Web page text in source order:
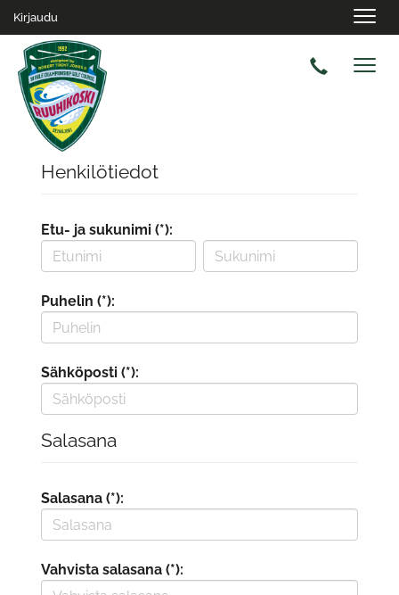
Kirjaudu
Henkilötiedot
Etu- ja sukunimi (*):
Puhelin (*):
Sähköposti (*):
Salasana
Salasana (*):
Vahvista salasana (*):